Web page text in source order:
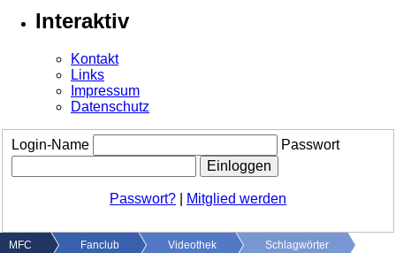
Interaktiv
Kontakt
Links
Impressum
Datenschutz
Login-Name Passwort
Passwort? Mitglied werden
MFC Fanclub Videothek
Schlagwörter